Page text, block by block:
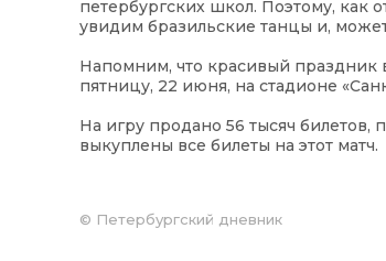
петербургских школ. Поэтому, как
увидим бразильские танцы и,
Напомним, что красивый праздник
пятницу, 22 июня, на стадионе
На игру продано 56 тысяч
выкуплены все билеты на этот матч.
© Петербургский дневник